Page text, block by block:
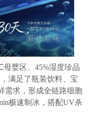
婴区、45%湿度珍品
满足了瓶装饮料、宝
需求，形成全链路细胞
极速制冰，搭配UV杀